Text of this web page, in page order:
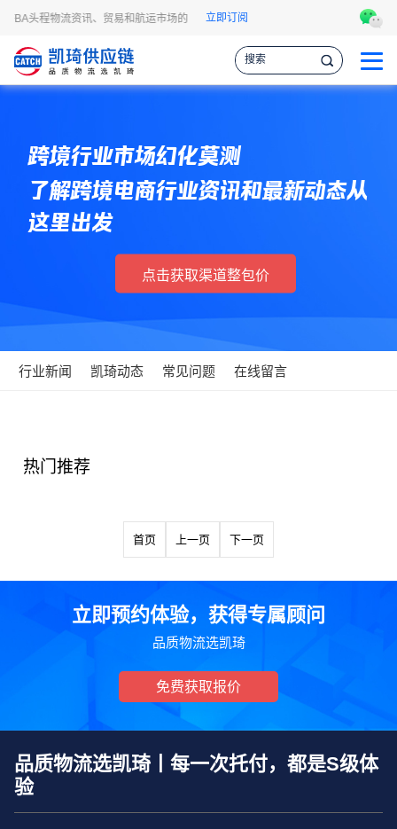
头程物流资讯、贸易和航运市场的趋势和最新事件，让您掌握各种情报，作出
立即订阅
跨境行业市场幻化莫测
了解跨境电商行业资讯和最新动态从
这里出发
点击获取渠道整包价
行业新闻 凯琦动态 常见问题 在线留言
热门推荐
首页 上一页 下一页
立即预约体验，获得专属顾问
品质物流选凯琦
免费获取报价
品质物流选凯琦丨每一次托付，都是S级体
验